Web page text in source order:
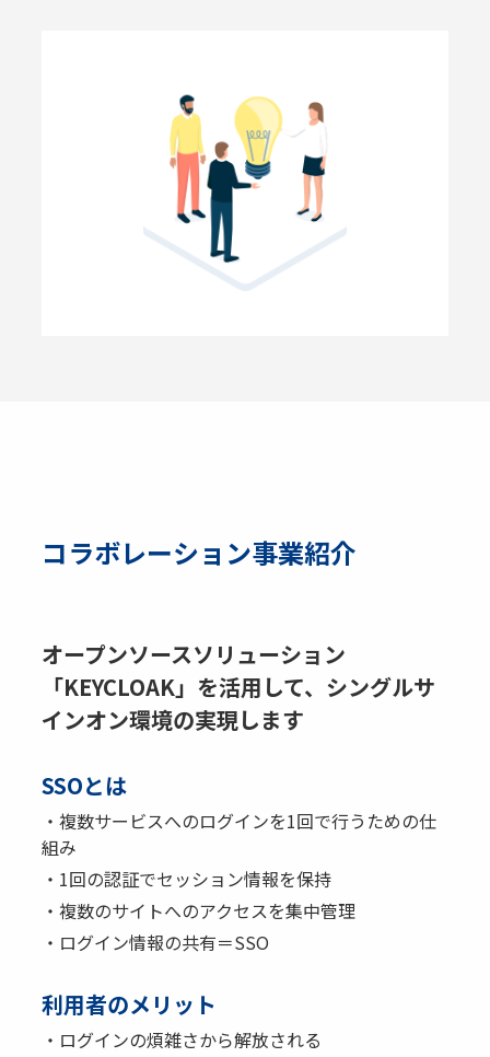
コラボレーション事業紹介
オープンソースソリューション
「KEYCLOAK」を活用して、シングルサ
インオン環境の実現します
SSOとは
・複数サービスへのログインを1回で行うための仕
組み
・1回の認証でセッション情報を保持
・複数のサイトへのアクセスを集中管理
・ログイン情報の共有＝SSO
利用者のメリット
・ログインの煩雑さから解放される